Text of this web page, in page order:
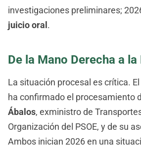
investigaciones preliminares;
juicio oral.
De la Mano Derecha a
La situación procesal es crítica.
ha confirmado el procesamiento
Ábalos, exministro de
Organización del PSOE, y de su
Ambos inician 2026 en una